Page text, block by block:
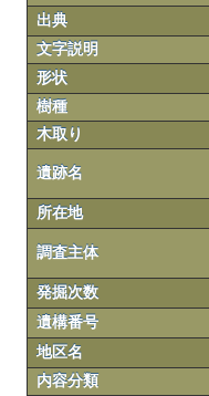
出典
文字説明
形状
樹種
木取り
遺跡名
所在地
調査主体
発掘次数
遺構番号
地区名
内容分類